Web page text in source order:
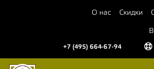
О нас Скидки
+7 (495) 664-67-94